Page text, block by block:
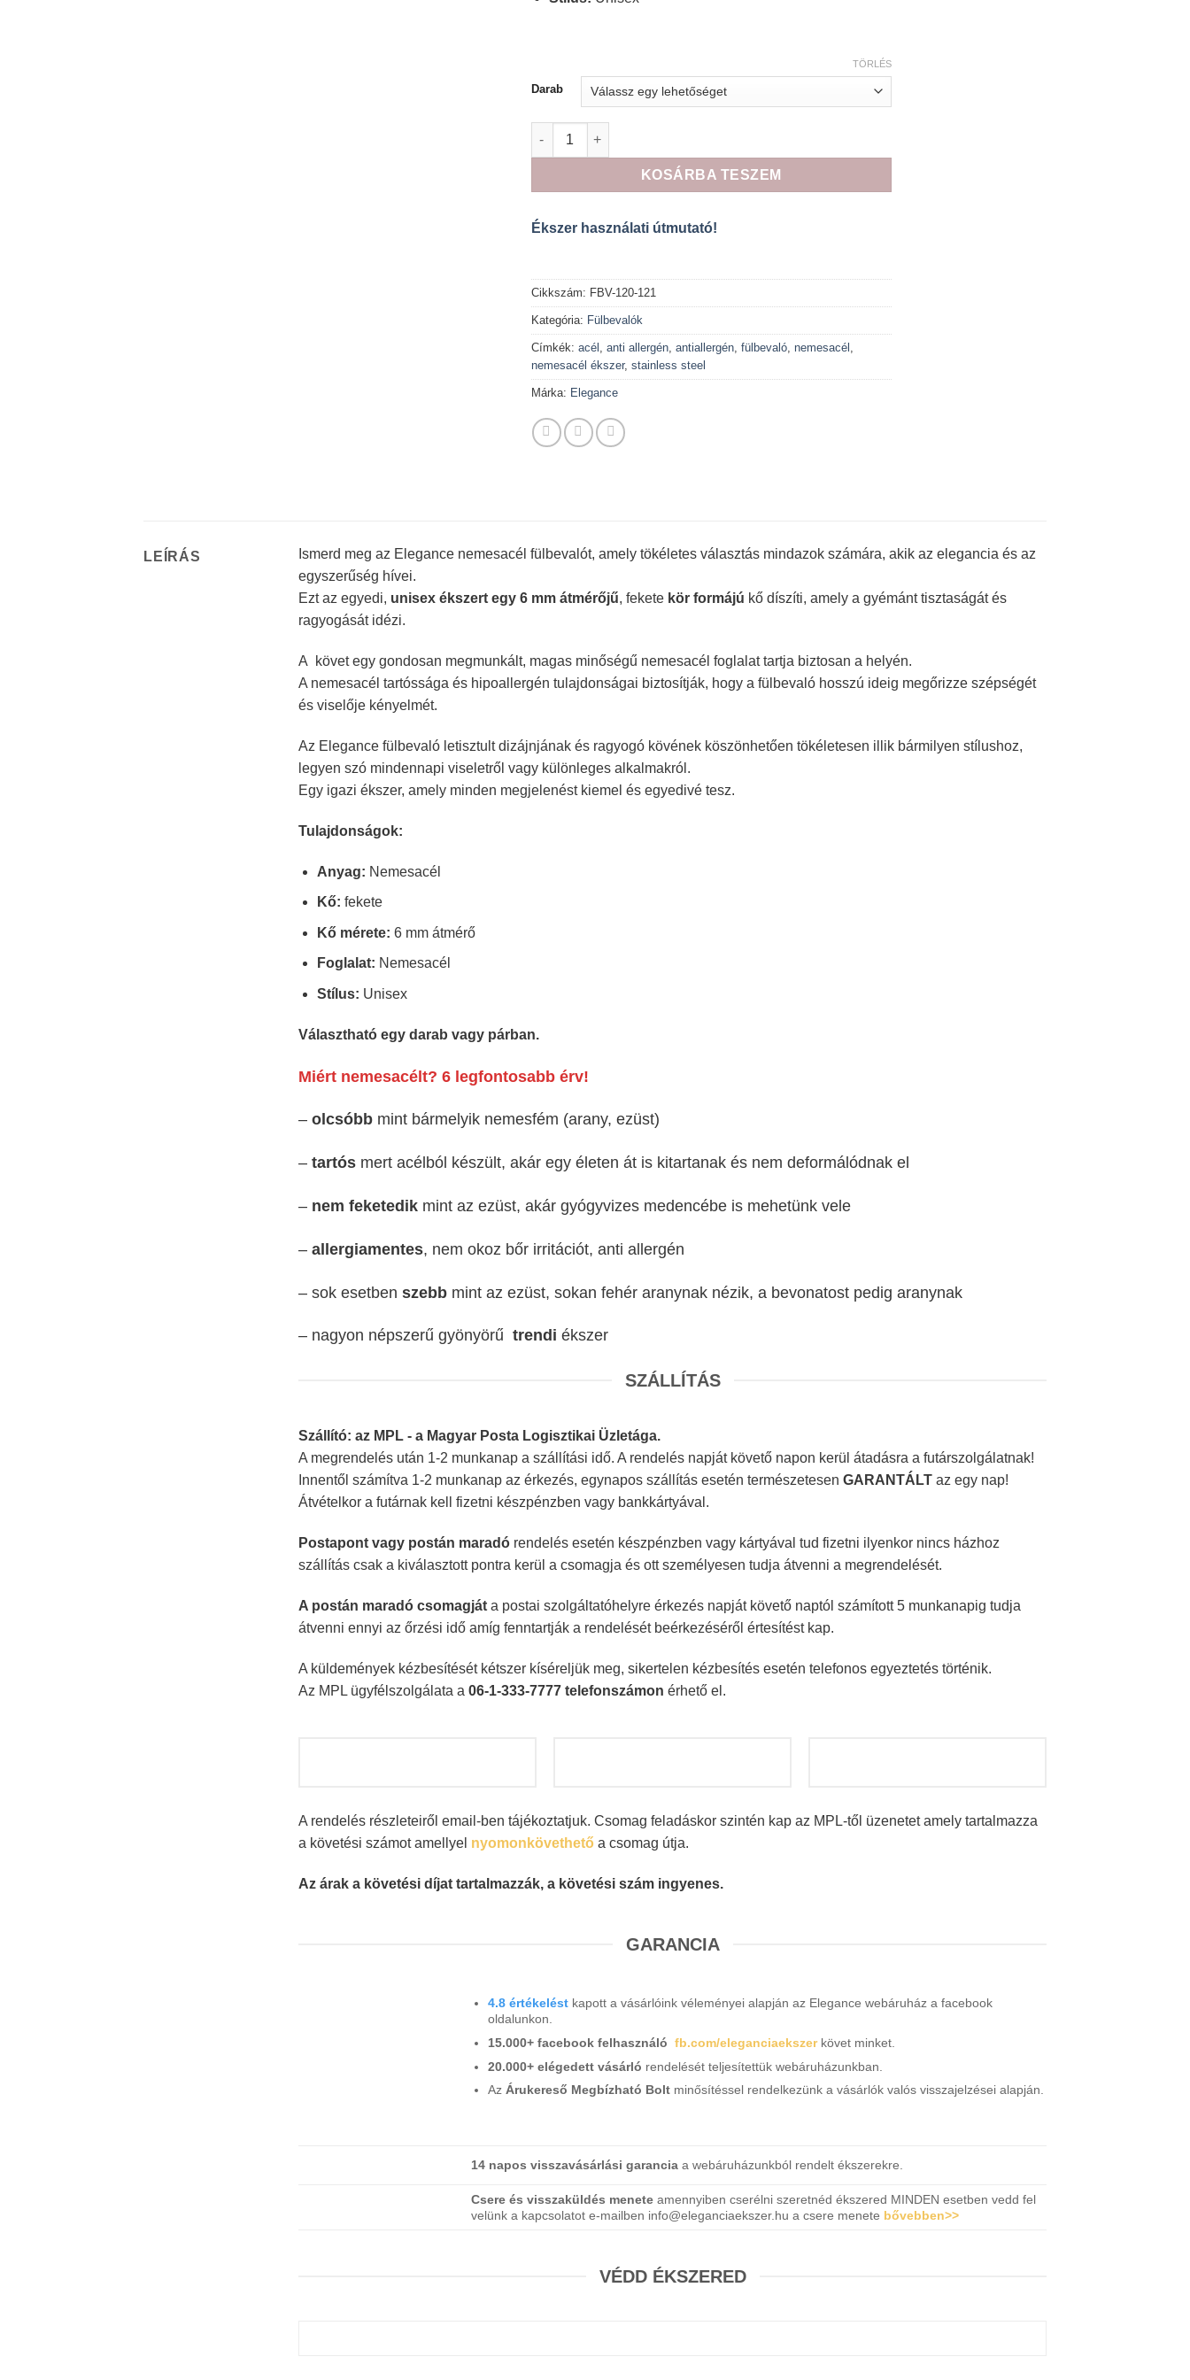
Darab
TÖRLÉS
Elegance nemesacél fülbevaló fekete fazonban kör formájú kővel UNISEX egy darab vagy párban válaszható
KOSÁRBA TESZEM
Ékszer használati útmutató!
Cikkszám: FBV-120-121
Kategória: Fülbevalók
Címkék: acél , anti allergén, antiallergén, fülbevaló, nemesacél ,
nemesacél ékszer, stainless steel
Márka: Elegance
LEÍRÁS
Ismerd meg az Elegance nemesacél fülbevalót, amely tökéletes választás mindazok számára, akik az elegancia és az
egyszerűség hívei.
Ezt az egyedi, unisex ékszert egy 6 mm átmérőjű, fekete kör formájú kő díszíti, amely a gyémánt tisztaságát és
ragyogását idézi.
A követ egy gondosan megmunkált, magas minőségű nemesacél foglalat tartja biztosan a helyén.
A nemesacél tartóssága és hipoallergén tulajdonságai biztosítják, hogy a fülbevaló hosszú ideig megőrizze szépségét
és viselője kényelmét.
Az Elegance fülbevaló letisztult dizájnjának és ragyogó kövének köszönhetően tökéletesen illik bármilyen stílushoz,
legyen szó mindennapi viseletről vagy különleges alkalmakról.
Egy igazi ékszer, amely minden megjelenést kiemel és egyedivé tesz.
Tulajdonságok:
Anyag: Nemesacél
Kő: fekete
Kő mérete: 6 mm átmérő
Foglalat: Nemesacél
Stílus: Unisex
Választható egy darab vagy párban.
Miért nemesacélt? 6 legfontosabb érv!
– olcsóbb mint bármelyik nemesfém (arany, ezüst)
– tartós mert acélból készült, akár egy életen át is kitartanak és nem deformálódnak el
– nem feketedik mint az ezüst, akár gyógyvizes medencébe is mehetünk vele
– allergiamentes, nem okoz bőr irritációt, anti allergén
– sok esetben szebb mint az ezüst, sokan fehér aranynak nézik, a bevonatost pedig aranynak
– nagyon népszerű gyönyörű trendi ékszer
SZÁLLÍTÁS
Szállító: az MPL - a Magyar Posta Logisztikai Üzletága.
A megrendelés után 1-2 munkanap a szállítási idő. A rendelés napját követő napon kerül átadásra a futárszolgálatnak!
Innentől számítva 1-2 munkanap az érkezés, egynapos szállítás esetén természetesen GARANTÁLTaz egy nap!
Átvételkor a futárnak kell fizetni készpénzben vagy bankkártyával.
Postapont vagy postán maradórendelés esetén készpénzben vagy kártyával tud fizetni ilyenkor nincs házhoz
szállítás csak a kiválasztott pontra kerül a csomagja és ott személyesen tudja átvenni a megrendelését.
A postán maradó csomagjáta postai szolgáltatóhelyre érkezés napját követő naptól számított 5 munkanapig tudja
átvenni ennyi az őrzési idő amíg fenntartják a rendelését beérkezéséről értesítést kap.
A küldemények kézbesítését kétszer kíséreljük meg, sikertelen kézbesítés esetén telefonos egyeztetés történik.
Az MPL ügyfélszolgálata a 06-1-333-7777 telefonszámon érhető el.
A rendelés részleteiről email-ben tájékoztatjuk. Csomag feladáskor szintén kap az MPL-től üzenetet amely tartalmazza
a követési számot amellyel nyomonkövethető a csomag útja.
Az árak a követési díjat tartalmazzák, a követési szám ingyenes.
GARANCIA
4.8 értékelést kapott a vásárlóink véleményei alapján az Elegance webáruház a facebook
oldalunkon.
15.000+ facebook felhasználó fb.com/eleganciaekszerkövet minket.
20.000+ elégedett vásárló rendelését teljesítettük webáruházunkban.
Az Árukereső Megbízható Bolt minősítéssel rendelkezünk a vásárlók valós visszajelzései alapján.
14 napos visszavásárlási garanciaa webáruházunkból rendelt ékszerekre.
Csere és visszaküldés menete amennyiben cserélni szeretnéd ékszered MINDEN esetben vedd fel
velünk a kapcsolatot e-mailben info@eleganciaekszer.hu a csere menete bővebben>>
VÉDD ÉKSZERED